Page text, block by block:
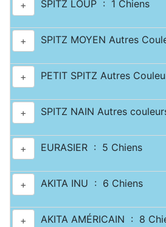
+ SPITZ LOUP : 1 Chiens
+ SPITZ MOYEN Autres
+ PETIT SPITZ Autres
+ SPITZ NAIN Autres
+ EURASIER : 5 Chiens
+ AKITA INU : 6 Chiens
+ AKITA AMÉRICAIN : 8